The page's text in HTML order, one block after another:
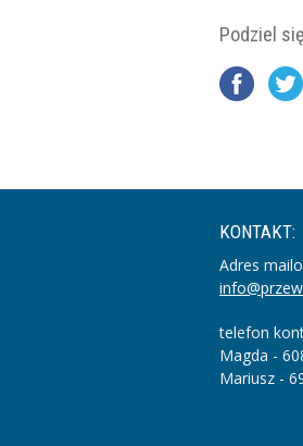
Podziel
KONTAKT:
Adres
telefon
Magda -
Mariusz -